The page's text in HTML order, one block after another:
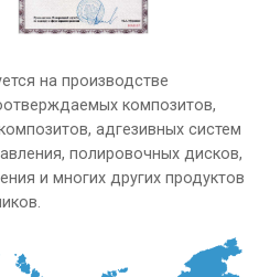
на производстве
композитов,
адгезивных систем
полировочных дисков,
и многих других продуктов